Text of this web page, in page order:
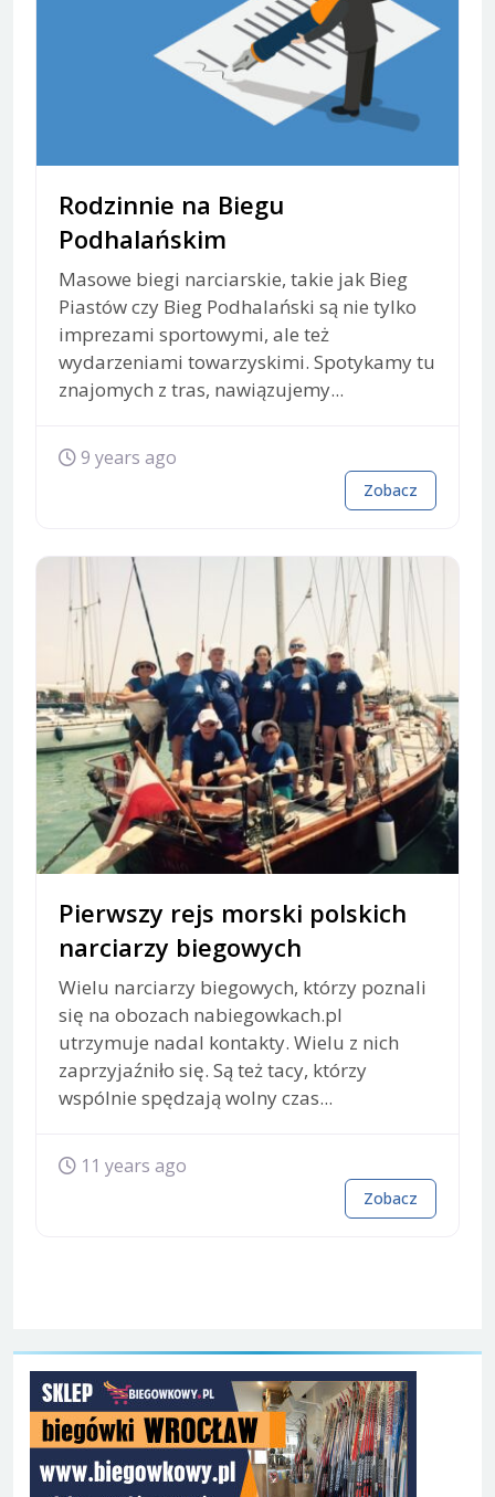
Rodzinnie na Biegu
Podhalańskim
Masowe biegi narciarskie, takie jak Bieg
Piastów czy Bieg Podhalański są nie tylko
imprezami sportowymi, ale też
wydarzeniami towarzyskimi. Spotykamy tu
znajomych z tras, nawiązujemy...
9 years ago
Zobacz
Pierwszy rejs morski polskich
narciarzy biegowych
Wielu narciarzy biegowych, którzy poznali
się na obozach nabiegowkach.pl
utrzymuje nadal kontakty. Wielu z nich
zaprzyjaźniło się. Są też tacy, którzy
wspólnie spędzają wolny czas...
11 years ago
Zobacz